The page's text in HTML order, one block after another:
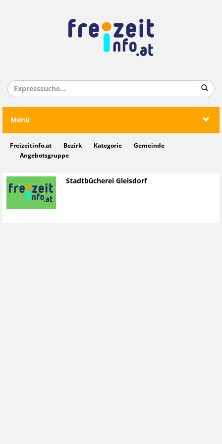
Menü
Freizeitinfo.at Bezirk Kategorie
Gemeinde
Angebotsgruppe
Stadtbücherei Gleisdorf